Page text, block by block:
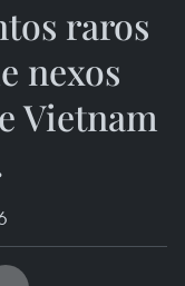
raros
nexos
Vietnam